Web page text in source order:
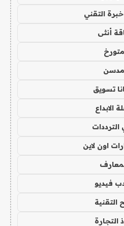
التقني
أنثى
متورخ
مدسن
تسويق
الابداع
الترددات
اون لاين
فيديو
التقنية
التجارة